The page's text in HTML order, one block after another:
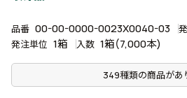
品番 00-00-0000-0023X0040-03
発注単位 1箱 入数 1箱(7,000本)
349種類の商品があ